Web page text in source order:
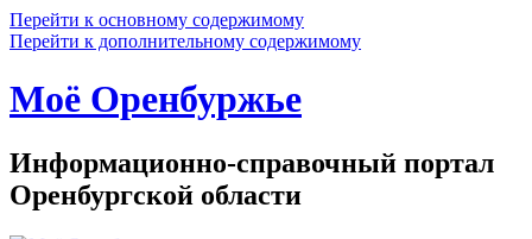
Перейти к основному содержимому
Перейти к дополнительному содержимому
Моё Оренбуржье
Информационно-справочный портал
Оренбургской области